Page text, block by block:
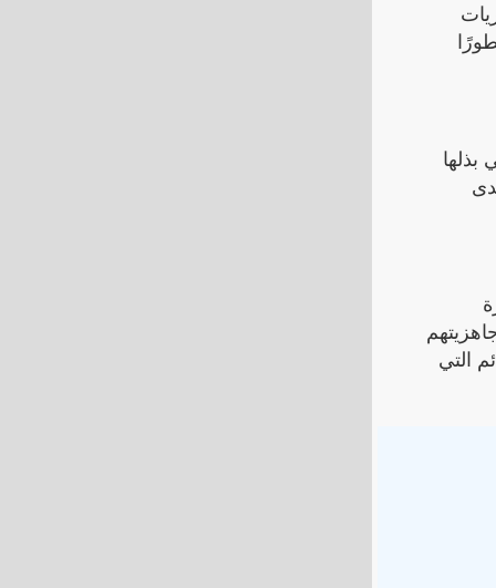
بذلها
التي